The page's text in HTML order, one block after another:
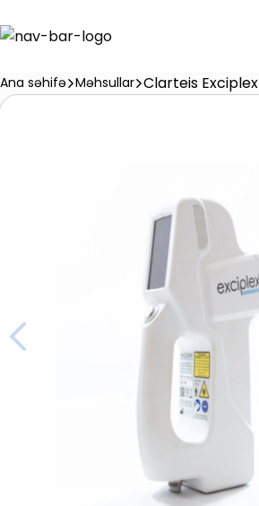
Ana səhifə Məhsullar Clarteis Exciplex